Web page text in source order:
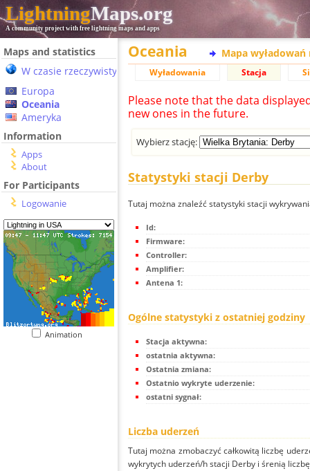
LightningMaps.org
A community project with free lightning maps and apps
Maps and statistics
W czasie rzeczywistym
Europa
Oceania
Ameryka
Information
Apps
About
For Participants
Logowanie
Animation
Oceania Mapa wyładowań
Wyładowania Stacja
Please note that the data
new ones in the future.
Wybierz stację:
Statystyki stacji Derby
Tutaj można znaleźć statystyki stacji
Id:
Firmware:
Controller:
Amplifier:
Antena 1:
Ogólne statystyki z ostatniej godziny
Stacja aktywna:
ostatnia aktywna:
Ostatnia zmiana:
Ostatnio wykryte uderzenie:
ostatni sygnał:
Liczba uderzeń
Tutaj można zmobaczyć całkowitą liczbę
wykrytych uderzeń/h stacji Derby i śrenią